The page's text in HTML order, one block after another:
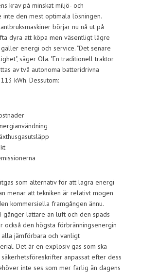
krav på minskat miljö- och
inte den mest optimala lösningen.
börjar nu nå ut på
dyra att köpa men väsentligt lägre
energi och service. "Det senare
säger Ola. "En traditionell traktor
av två autonoma batteridrivna
kWh. Dessutom:
som alternativ för att lagra energi
menar att tekniken är relativt mogen
kommersiella framgången ännu.
gånger lättare än luft och den späds
också den högsta förbränningsenergin
jämförbara och vanligt
Det är en explosiv gas som ska
anpassat efter dess
inte ses som mer farlig än dagens